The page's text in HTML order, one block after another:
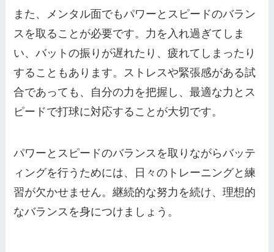
また、メンタル面でもパワーとスピードのバラン
スを取ることが必要です。力を入れ過ぎてしま
い、バットの振りが遅れたり、疲れてしまったり
することもあります。ストレスや緊張感がある試
合であっても、自分の力を把握し、最適な力とス
ピードで打球に対応することが大切です。
パワーとスピードのバランスを取りながらバッテ
ィングを行うためには、日々のトレーニングと練
習が欠かせません。継続的な努力を続け、理想的
なバランスを身につけましょう。